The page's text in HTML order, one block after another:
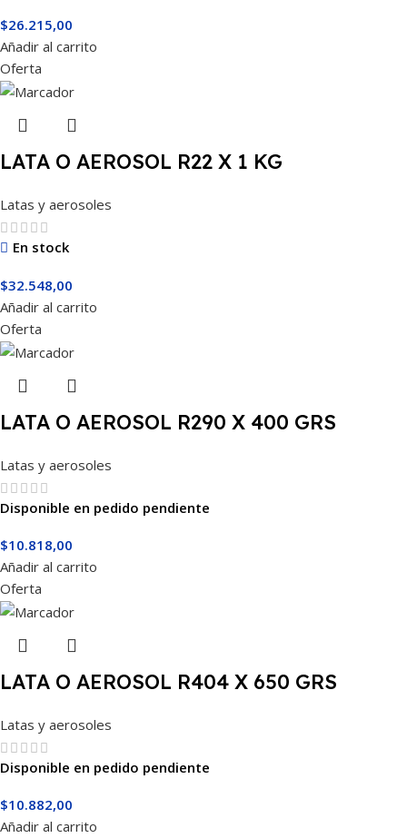
$26.215,00
Añadir al carrito
Oferta
LATA O AEROSOL R22 X 1 KG
Latas y aerosoles
En stock
$32.548,00
Añadir al carrito
Oferta
LATA O AEROSOL R290 X 400 GRS
Latas y aerosoles
Disponible en pedido pendiente
$10.818,00
Añadir al carrito
Oferta
LATA O AEROSOL R404 X 650 GRS
Latas y aerosoles
Disponible en pedido pendiente
$10.882,00
Añadir al carrito